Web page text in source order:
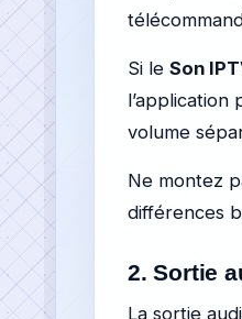
Si le Son
l’application
volume
Ne montez
différences
2. Sortie
La sortie